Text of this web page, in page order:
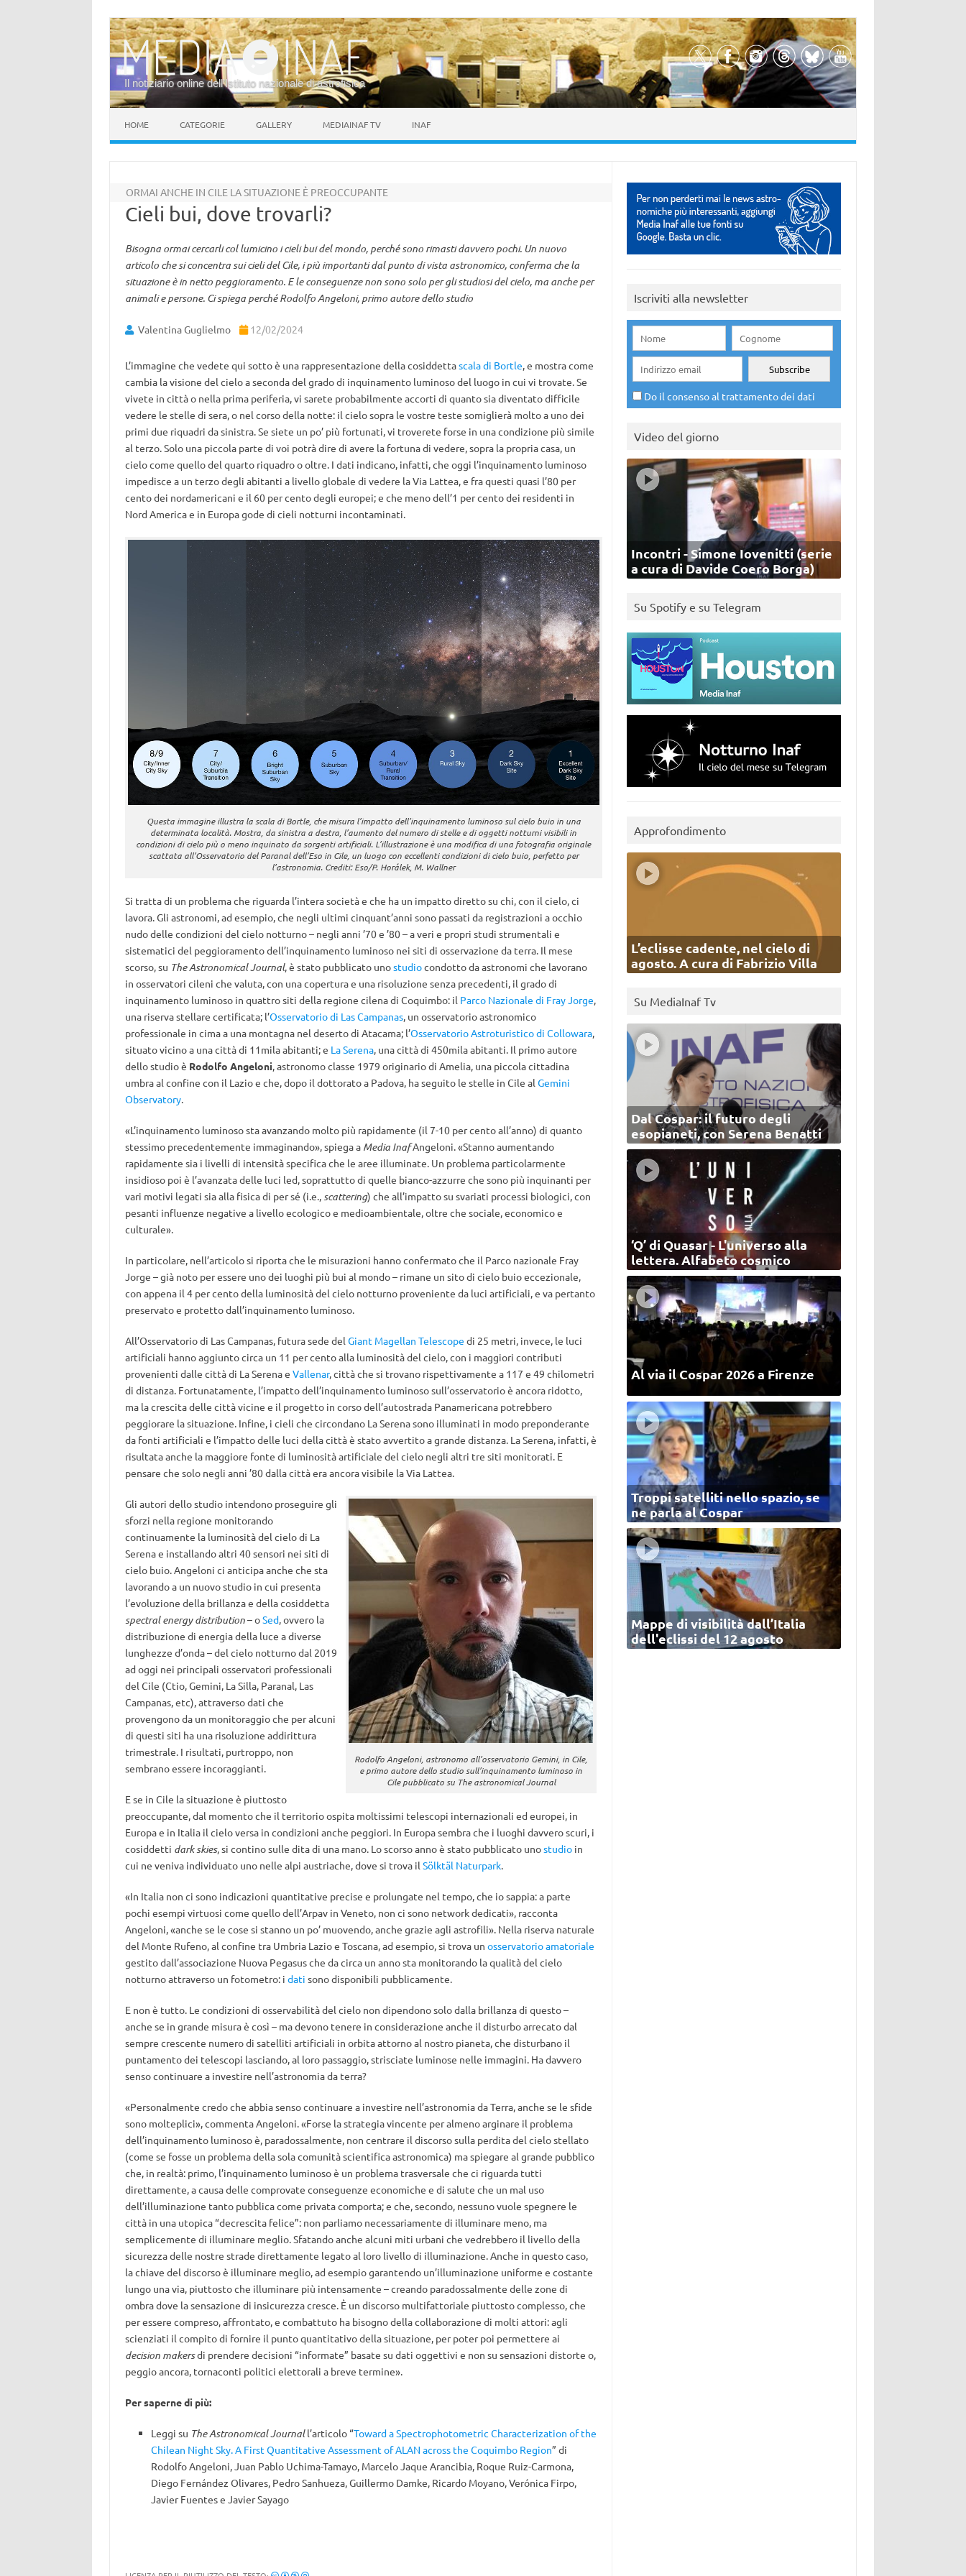
Il notiziario online dell’Istituto nazionale di astrofisica
HOME CATEGORIE GALLERY MEDIAINAF TV INAF
ORMAI ANCHE IN CILE LA SITUAZIONE È PREOCCUPANTE
Cieli bui, dove trovarli?
Bisogna ormai cercarli col lumicino i cieli bui del mondo, perché sono rimasti davvero pochi. Un nuovo
articolo che si concentra sui cieli del Cile, i più importanti dal punto di vista astronomico, conferma che la
situazione è in netto peggioramento. E le conseguenze non sono solo per gli studiosi del cielo, ma anche per
animali e persone. Ci spiega perché Rodolfo Angeloni, primo autore dello studio
Valentina Guglielmo 12/02/2024
L’immagine che vedete qui sotto è una rappresentazione della cosiddettascala di Bortle, e mostra come
cambia la visione del cielo a seconda del grado di inquinamento luminoso del luogo in cui vi trovate. Se
vivete in città o nella prima periferia, vi sarete probabilmente accorti di quanto sia diventato difficile
vedere le stelle di sera, o nel corso della notte: il cielo sopra le vostre teste somiglierà molto a uno dei
primi due riquadri da sinistra. Se siete un po’ più fortunati, vi troverete forse in una condizione più simile
al terzo. Solo una piccola parte di voi potrà dire di avere la fortuna di vedere, sopra la propria casa, un
cielo come quello del quarto riquadro o oltre. I dati indicano, infatti, che oggi l’inquinamento luminoso
impedisce a un terzo degli abitanti a livello globale di vedere la Via Lattea, e fra questi quasi l’80 per
cento dei nordamericani e il 60 per cento degli europei; e che meno dell’1 per cento dei residenti in
Nord America e in Europa gode di cieli notturni incontaminati.
Questa immagine illustra la scala di Bortle, che misura l’impatto dell’inquinamento luminoso sul cielo buio in una
determinata località. Mostra, da sinistra a destra, l’aumento del numero di stelle e di oggetti notturni visibili in
condizioni di cielo più o meno inquinato da sorgenti artificiali. L’illustrazione è una modifica di una fotografia originale
scattata all’Osservatorio del Paranal dell’Eso in Cile, un luogo con eccellenti condizioni di cielo buio, perfetto per
l’astronomia. Crediti: Eso/P. Horálek, M. Wallner
Si tratta di un problema che riguarda l’intera società e che ha un impatto diretto su chi, con il cielo, ci
lavora. Gli astronomi, ad esempio, che negli ultimi cinquant’anni sono passati da registrazioni a occhio
nudo delle condizioni del cielo notturno – negli anni ’70 e ’80 – a veri e propri studi strumentali e
sistematici del peggioramento dell’inquinamento luminoso nei siti di osservazione da terra. Il mese
scorso, su The Astronomical Journal, è stato pubblicato unostudiocondotto da astronomi che lavorano
in osservatori cileni che valuta, con una copertura e una risoluzione senza precedenti, il grado di
inquinamento luminoso in quattro siti della regione cilena di Coquimbo: il Parco Nazionale di Fray Jorge,
una riserva stellare certificata; l’Osservatorio di Las Campanas, un osservatorio astronomico
professionale in cima a una montagna nel deserto di Atacama; l’Osservatorio Astroturistico di Collowara,
situato vicino a una città di 11mila abitanti; e La Serena, una città di 450mila abitanti. Il primo autore
dello studio è Rodolfo Angeloni, astronomo classe 1979 originario di Amelia, una piccola cittadina
umbra al confine con il Lazio e che, dopo il dottorato a Padova, ha seguito le stelle in Cile al Gemini
Observatory.
«L’inquinamento luminoso sta avanzando molto più rapidamente (il 7-10 per cento all’anno) di quanto
stessimo precedentemente immaginando», spiega a Media InafAngeloni. «Stanno aumentando
rapidamente sia i livelli di intensità specifica che le aree illuminate. Un problema particolarmente
insidioso poi è l’avanzata delle luci led, soprattutto di quelle bianco-azzurre che sono più inquinanti per
vari motivi legati sia alla fisica di per sé (i.e.,scattering) che all’impatto su svariati processi biologici, con
pesanti influenze negative a livello ecologico e medioambientale, oltre che sociale, economico e
culturale».
In particolare, nell’articolo si riporta che le misurazioni hanno confermato che il Parco nazionale Fray
Jorge – già noto per essere uno dei luoghi più bui al mondo – rimane un sito di cielo buio eccezionale,
con appena il 4 per cento della luminosità del cielo notturno proveniente da luci artificiali, e va pertanto
preservato e protetto dall’inquinamento luminoso.
All’Osservatorio di Las Campanas, futura sede del Giant Magellan Telescope di 25 metri, invece, le luci
artificiali hanno aggiunto circa un 11 per cento alla luminosità del cielo, con i maggiori contributi
provenienti dalle città di La Serena e Vallenar, città che si trovano rispettivamente a 117 e 49 chilometri
di distanza. Fortunatamente, l’impatto dell’inquinamento luminoso sull’osservatorio è ancora ridotto,
ma la crescita delle città vicine e il progetto in corso dell’autostrada Panamericana potrebbero
peggiorare la situazione. Infine, i cieli che circondano La Serena sono illuminati in modo preponderante
da fonti artificiali e l’impatto delle luci della città è stato avvertito a grande distanza. La Serena, infatti, è
risultata anche la maggiore fonte di luminosità artificiale del cielo negli altri tre siti monitorati. E
pensare che solo negli anni ’80 dalla città era ancora visibile la Via Lattea.
Rodolfo Angeloni, astronomo all’osservatorio Gemini, in Cile,
e primo autore dello studio sull’inquinamento luminoso in
Cile pubblicato su The astronomical Journal
Gli autori dello studio intendono proseguire gli
sforzi nella regione monitorando
continuamente la luminosità del cielo di La
Serena e installando altri 40 sensori nei siti di
cielo buio. Angeloni ci anticipa anche che sta
lavorando a un nuovo studio in cui presenta
l’evoluzione della brillanza e della cosiddetta
spectral energy distribution– oSed, ovvero la
distribuzione di energia della luce a diverse
lunghezze d’onda – del cielo notturno dal 2019
ad oggi nei principali osservatori professionali
del Cile (Ctio, Gemini, La Silla, Paranal, Las
Campanas, etc), attraverso dati che
provengono da un monitoraggio che per alcuni
di questi siti ha una risoluzione addirittura
trimestrale. I risultati, purtroppo, non
sembrano essere incoraggianti.
E se in Cile la situazione è piuttosto
preoccupante, dal momento che il territorio ospita moltissimi telescopi internazionali ed europei, in
Europa e in Italia il cielo versa in condizioni anche peggiori. In Europa sembra che i luoghi davvero scuri, i
cosiddetti dark skies, si contino sulle dita di una mano. Lo scorso anno è stato pubblicato unostudioin
cui ne veniva individuato uno nelle alpi austriache, dove si trova il Sölktäl Naturpark.
«In Italia non ci sono indicazioni quantitative precise e prolungate nel tempo, che io sappia: a parte
pochi esempi virtuosi come quello dell’Arpav in Veneto, non ci sono network dedicati», racconta
Angeloni, «anche se le cose si stanno un po’ muovendo, anche grazie agli astrofili». Nella riserva naturale
del Monte Rufeno, al confine tra Umbria Lazio e Toscana, ad esempio, si trova un osservatorio amatoriale
gestito dall’associazione Nuova Pegasus che da circa un anno sta monitorando la qualità del cielo
notturno attraverso un fotometro: i dati sono disponibili pubblicamente.
E non è tutto. Le condizioni di osservabilità del cielo non dipendono solo dalla brillanza di questo –
anche se in grande misura è così – ma devono tenere in considerazione anche il disturbo arrecato dal
sempre crescente numero di satelliti artificiali in orbita attorno al nostro pianeta, che disturbano il
puntamento dei telescopi lasciando, al loro passaggio, strisciate luminose nelle immagini. Ha davvero
senso continuare a investire nell’astronomia da terra?
«Personalmente credo che abbia senso continuare a investire nell’astronomia da Terra, anche se le sfide
sono molteplici», commenta Angeloni. «Forse la strategia vincente per almeno arginare il problema
dell’inquinamento luminoso è, paradossalmente, non centrare il discorso sulla perdita del cielo stellato
(come se fosse un problema della sola comunità scientifica astronomica) ma spiegare al grande pubblico
che, in realtà: primo, l’inquinamento luminoso è un problema trasversale che ci riguarda tutti
direttamente, a causa delle comprovate conseguenze economiche e di salute che un mal uso
dell’illuminazione tanto pubblica come privata comporta; e che, secondo, nessuno vuole spegnere le
città in una utopica “decrescita felice”: non parliamo necessariamente di illuminare meno, ma
semplicemente di illuminare meglio. Sfatando anche alcuni miti urbani che vedrebbero il livello della
sicurezza delle nostre strade direttamente legato al loro livello di illuminazione. Anche in questo caso,
la chiave del discorso è illuminare meglio, ad esempio garantendo un’illuminazione uniforme e costante
lungo una via, piuttosto che illuminare più intensamente – creando paradossalmente delle zone di
ombra dove la sensazione di insicurezza cresce. È un discorso multifattoriale piuttosto complesso, che
per essere compreso, affrontato, e combattuto ha bisogno della collaborazione di molti attori: agli
scienziati il compito di fornire il punto quantitativo della situazione, per poter poi permettere ai
decision makersdi prendere decisioni “informate” basate su dati oggettivi e non su sensazioni distorte o,
peggio ancora, tornaconti politici elettorali a breve termine».
Per saperne di più:
Leggi su The Astronomical Journall’articolo “Toward a Spectrophotometric Characterization of the
Chilean Night Sky. A First Quantitative Assessment of ALAN across the Coquimbo Region” di
Rodolfo Angeloni, Juan Pablo Uchima-Tamayo, Marcelo Jaque Arancibia, Roque Ruiz-Carmona,
Diego Fernández Olivares, Pedro Sanhueza, Guillermo Damke, Ricardo Moyano, Verónica Firpo,
Javier Fuentes e Javier Sayago
Iscriviti alla newsletter
Do il consenso al trattamento dei dati
Video del giorno
Incontri - Simone Iovenitti (serie
a cura di Davide Coero Borga)
Su Spotify e su Telegram
Approfondimento
L’eclisse cadente, nel cielo di
agosto. A cura di Fabrizio Villa
Su MediaInaf Tv
Dal Cospar: il futuro degli
esopianeti, con Serena Benatti
‘Q’ di Quasar - L'universo alla
lettera. Alfabeto cosmico
Al via il Cospar 2026 a Firenze
Troppi satelliti nello spazio, se
ne parla al Cospar
Mappe di visibilità dall’Italia
dell'eclissi del 12 agosto